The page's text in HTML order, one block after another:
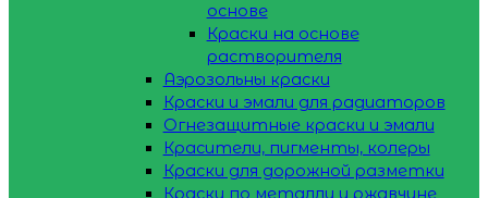
основе
Краски на основе
растворителя
Аэрозольны краски
Краски и эмали для радиаторов
Огнезащитные краски и эмали
Красители, пигменты, колеры
Краски для дорожной разметки